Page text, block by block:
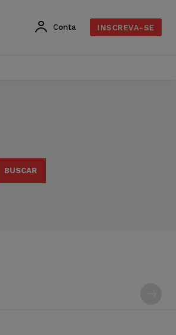
Conta INSCREVA-SE
BUSCAR